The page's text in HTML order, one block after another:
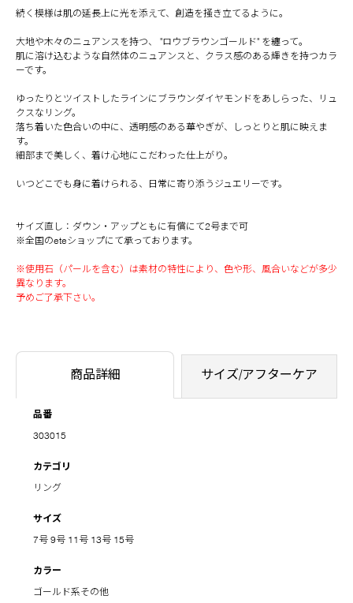
続く模様は肌の延長上に光を添えて、創造を掻き立てるように。
大地や木々のニュアンスを持つ、 "ロウブラウンゴールド" を纏って。
肌に溶け込むような自然体のニュアンスと、クラス感のある輝きを持つカラ
ーです。
ゆったりとツイストしたラインにブラウンダイヤモンドをあしらった、リュ
クスなリング。
落ち着いた色合いの中に、透明感のある華やぎが、しっとりと肌に映えま
す。
細部まで美しく、着け心地にこだわった仕上がり。
いつどこでも身に着けられる、日常に寄り添うジュエリーです。
サイズ直し：ダウン・アップともに有償にて2号まで可
※全国のeteショップにて承っております。
※使用石（パールを含む）は素材の特性により、色や形、風合いなどが多少
異なります。
予めご了承下さい。
商品詳細 サイズ/アフターケア
品番
303015
カテゴリ
リング
サイズ
7号 9号 11号 13号 15号
カラー
ゴールド系その他